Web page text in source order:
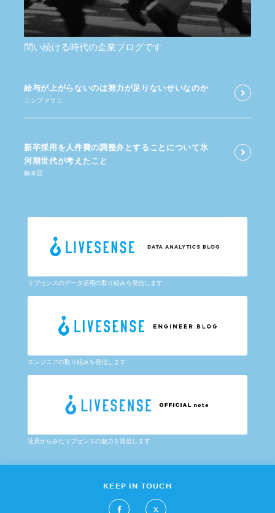
問い続ける時代の企業ブログです
給与が​上がらないのは​努力が​足りないせいなのか
ニシブマリエ
新卒採用を​人件費の​調整弁と​する​ことに​ついて​氷
河期世代が​考えた​こと
楠本匠
リブセンスのデータ活用の取り組みを発信します
エンジニアの取り組みを発信します
社員からみたリブセンスの魅力を発信します
KEEP IN TOUCH